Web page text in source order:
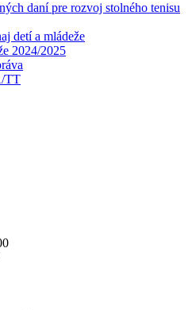
daní pre rozvoj stolného tenisu
detí a mládeže
2024/2025
TT